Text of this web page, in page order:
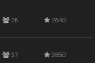
26 2640
37 3850